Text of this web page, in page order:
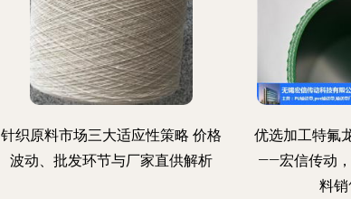
针织原料市场三大适应性策略 价格
波动、批发环节与厂家直供解析
优选加工特氟
——宏信传动
料